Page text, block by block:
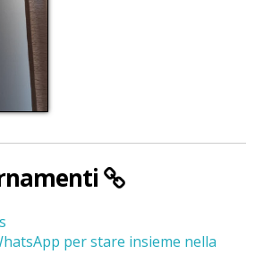
per stare insieme nella